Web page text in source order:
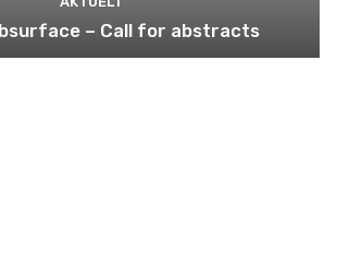
– Call for abstracts